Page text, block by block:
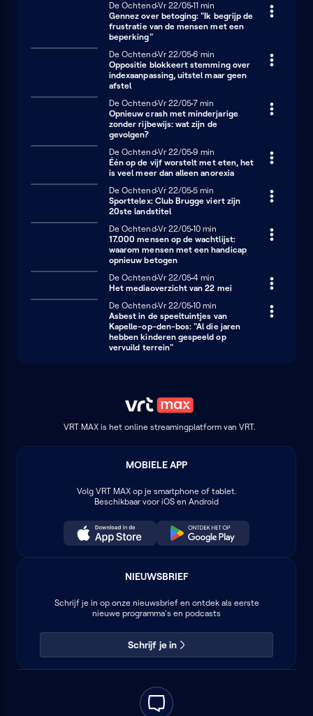
De OchtendVrijdag 22 mei
Vr 22/0511 minuten
11 min
Gennez over betoging: "Ik begrijp de
frustratie van de mensen met een
beperking"
De OchtendVrijdag 22 mei
Vr 22/056 minuten
6 min
Oppositie blokkeert stemming over
indexaanpassing, uitstel maar geen
afstel
De OchtendVrijdag 22 mei
Vr 22/057 minuten
7 min
Opnieuw crash met minderjarige
zonder rijbewijs: wat zijn de
gevolgen?
De OchtendVrijdag 22 mei
Vr 22/059 minuten
9 min
Één op de vijf worstelt met eten, het
is veel meer dan alleen anorexia
De OchtendVrijdag 22 mei
Vr 22/05 5 minuten
5 min
Sporttelex: Club Brugge viert zijn
20ste landstitel
De OchtendVrijdag 22 mei
Vr 22/0510 minuten
10 min
17.000 mensen op de wachtlijst:
waarom mensen met een handicap
opnieuw betogen
De OchtendVrijdag 22 mei
Vr 22/054 minuten
4 min
Het mediaoverzicht van 22 mei
De OchtendVrijdag 22 mei
Vr 22/0510 minuten
10 min
Asbest in de speeltuintjes van
Kapelle-op-den-bos: "Al die jaren
hebben kinderen gespeeld op
vervuild terrein"
VRT MAX is het online streamingplatform van VRT.
MOBIELE APP
Volg VRT MAXop je smartphone of tablet.
Beschikbaar voor iOS en Android
NIEUWSBRIEF
Schrijf je in op onze nieuwsbrief en ontdek als eerste
nieuwe programma's en podcasts
Schrijf je in